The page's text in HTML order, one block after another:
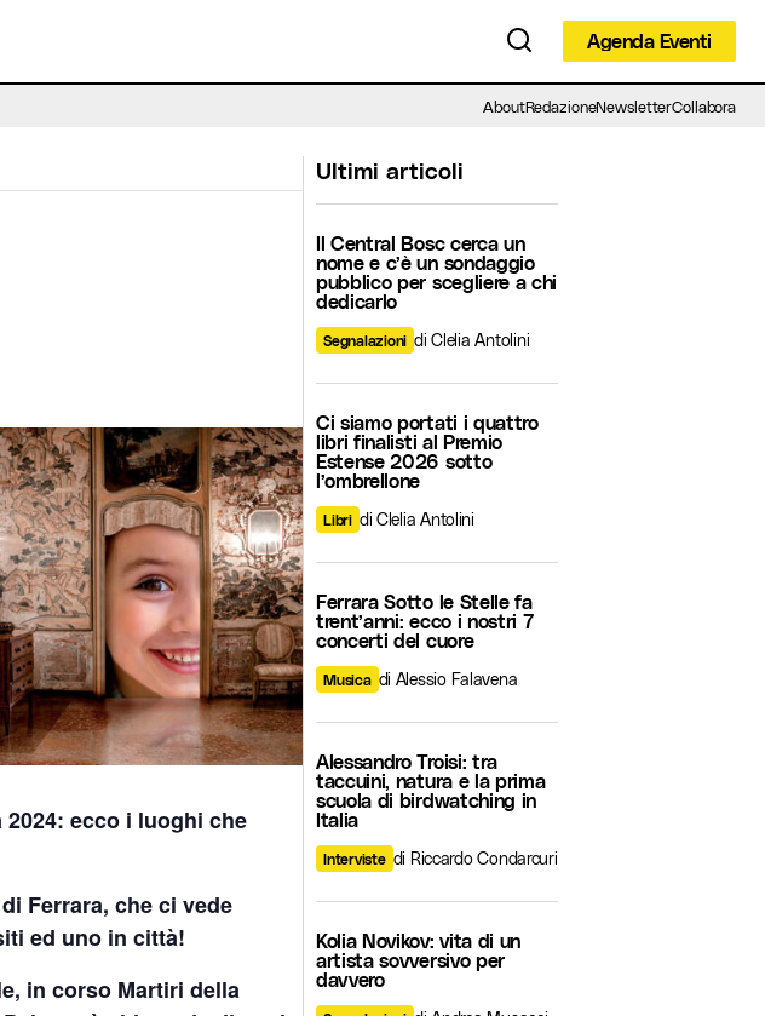
Agenda Eventi
Agenda Eventi
AboutRedazioneNewsletterCollabora
2024: ecco i luoghi che
Ferrara, che ci vede
ed uno in città!
, in corso Martiri della
Ultimi articoli
Il Central Bosc cerca un
nome e c’è un sondaggio
pubblico per scegliere a chi
dedicarlo
Segnalazioni di Clelia Antolini
Ci siamo portati i quattro
libri finalisti al Premio
Estense 2026 sotto
l’ombrellone
Libri di Clelia Antolini
Ferrara Sotto le Stelle fa
trent’anni: ecco i nostri 7
concerti del cuore
Musica di Alessio Falavena
Alessandro Troisi: tra
taccuini, natura e la prima
scuola di birdwatching in
Italia
Interviste di Riccardo Condarcuri
Kolia Novikov: vita di un
artista sovversivo per
davvero